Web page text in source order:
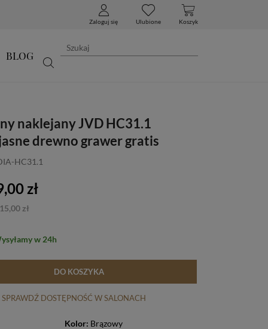
Zaloguj się Ulubione Koszyk
BLOG
naklejany JVD HC31.1
drewno grawer gratis
HC31.1
zł
zł
w 24h
DO KOSZYKA
SPRAWDŹ DOSTĘPNOŚĆ W SALONACH
Kolor: Brązowy